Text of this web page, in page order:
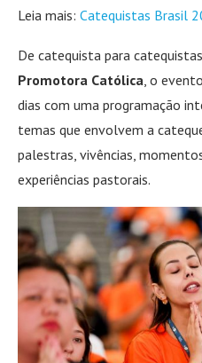
Leia mais: Catequistas Brasil
De catequista para
Promotora Católica , o
dias com uma programação
temas que envolvem a
palestras, vivências,
experiências pastorais.